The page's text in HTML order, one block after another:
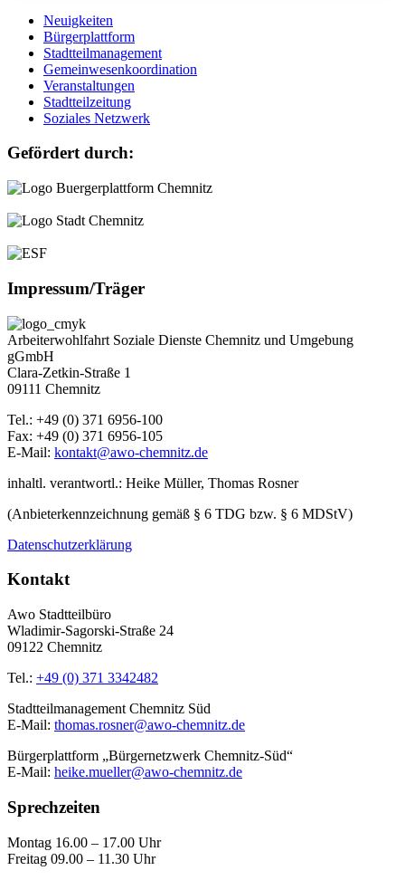
Neuigkeiten
Bürgerplattform
Stadtteilmanagement
Gemeinwesenkoordination
Veranstaltungen
Stadtteilzeitung
Soziales Netzwerk
Gefördert durch:
Impressum/Träger
Arbeiterwohlfahrt Soziale Dienste Chemnitz und Umgebung
gGmbH
Clara-Zetkin-Straße 1
09111 Chemnitz
Tel.: +49 (0) 371 6956-100
Fax: +49 (0) 371 6956-105
E-Mail: kontakt@awo-chemnitz.de
inhaltl. verantwortl.: Heike Müller, Thomas Rosner
(Anbieterkennzeichnung gemäß § 6 TDG bzw. § 6 MDStV)
Datenschutzerklärung
Kontakt
Awo Stadtteilbüro
Wladimir-Sagorski-Straße 24
09122 Chemnitz
Tel.: +49 (0) 371 3342482
Stadtteilmanagement Chemnitz Süd
E-Mail: thomas.rosner@awo-chemnitz.de
Bürgerplattform „Bürgernetzwerk Chemnitz-Süd“
E-Mail: heike.mueller@awo-chemnitz.de
Sprechzeiten
Montag 16.00 – 17.00 Uhr
Freitag 09.00 – 11.30 Uhr